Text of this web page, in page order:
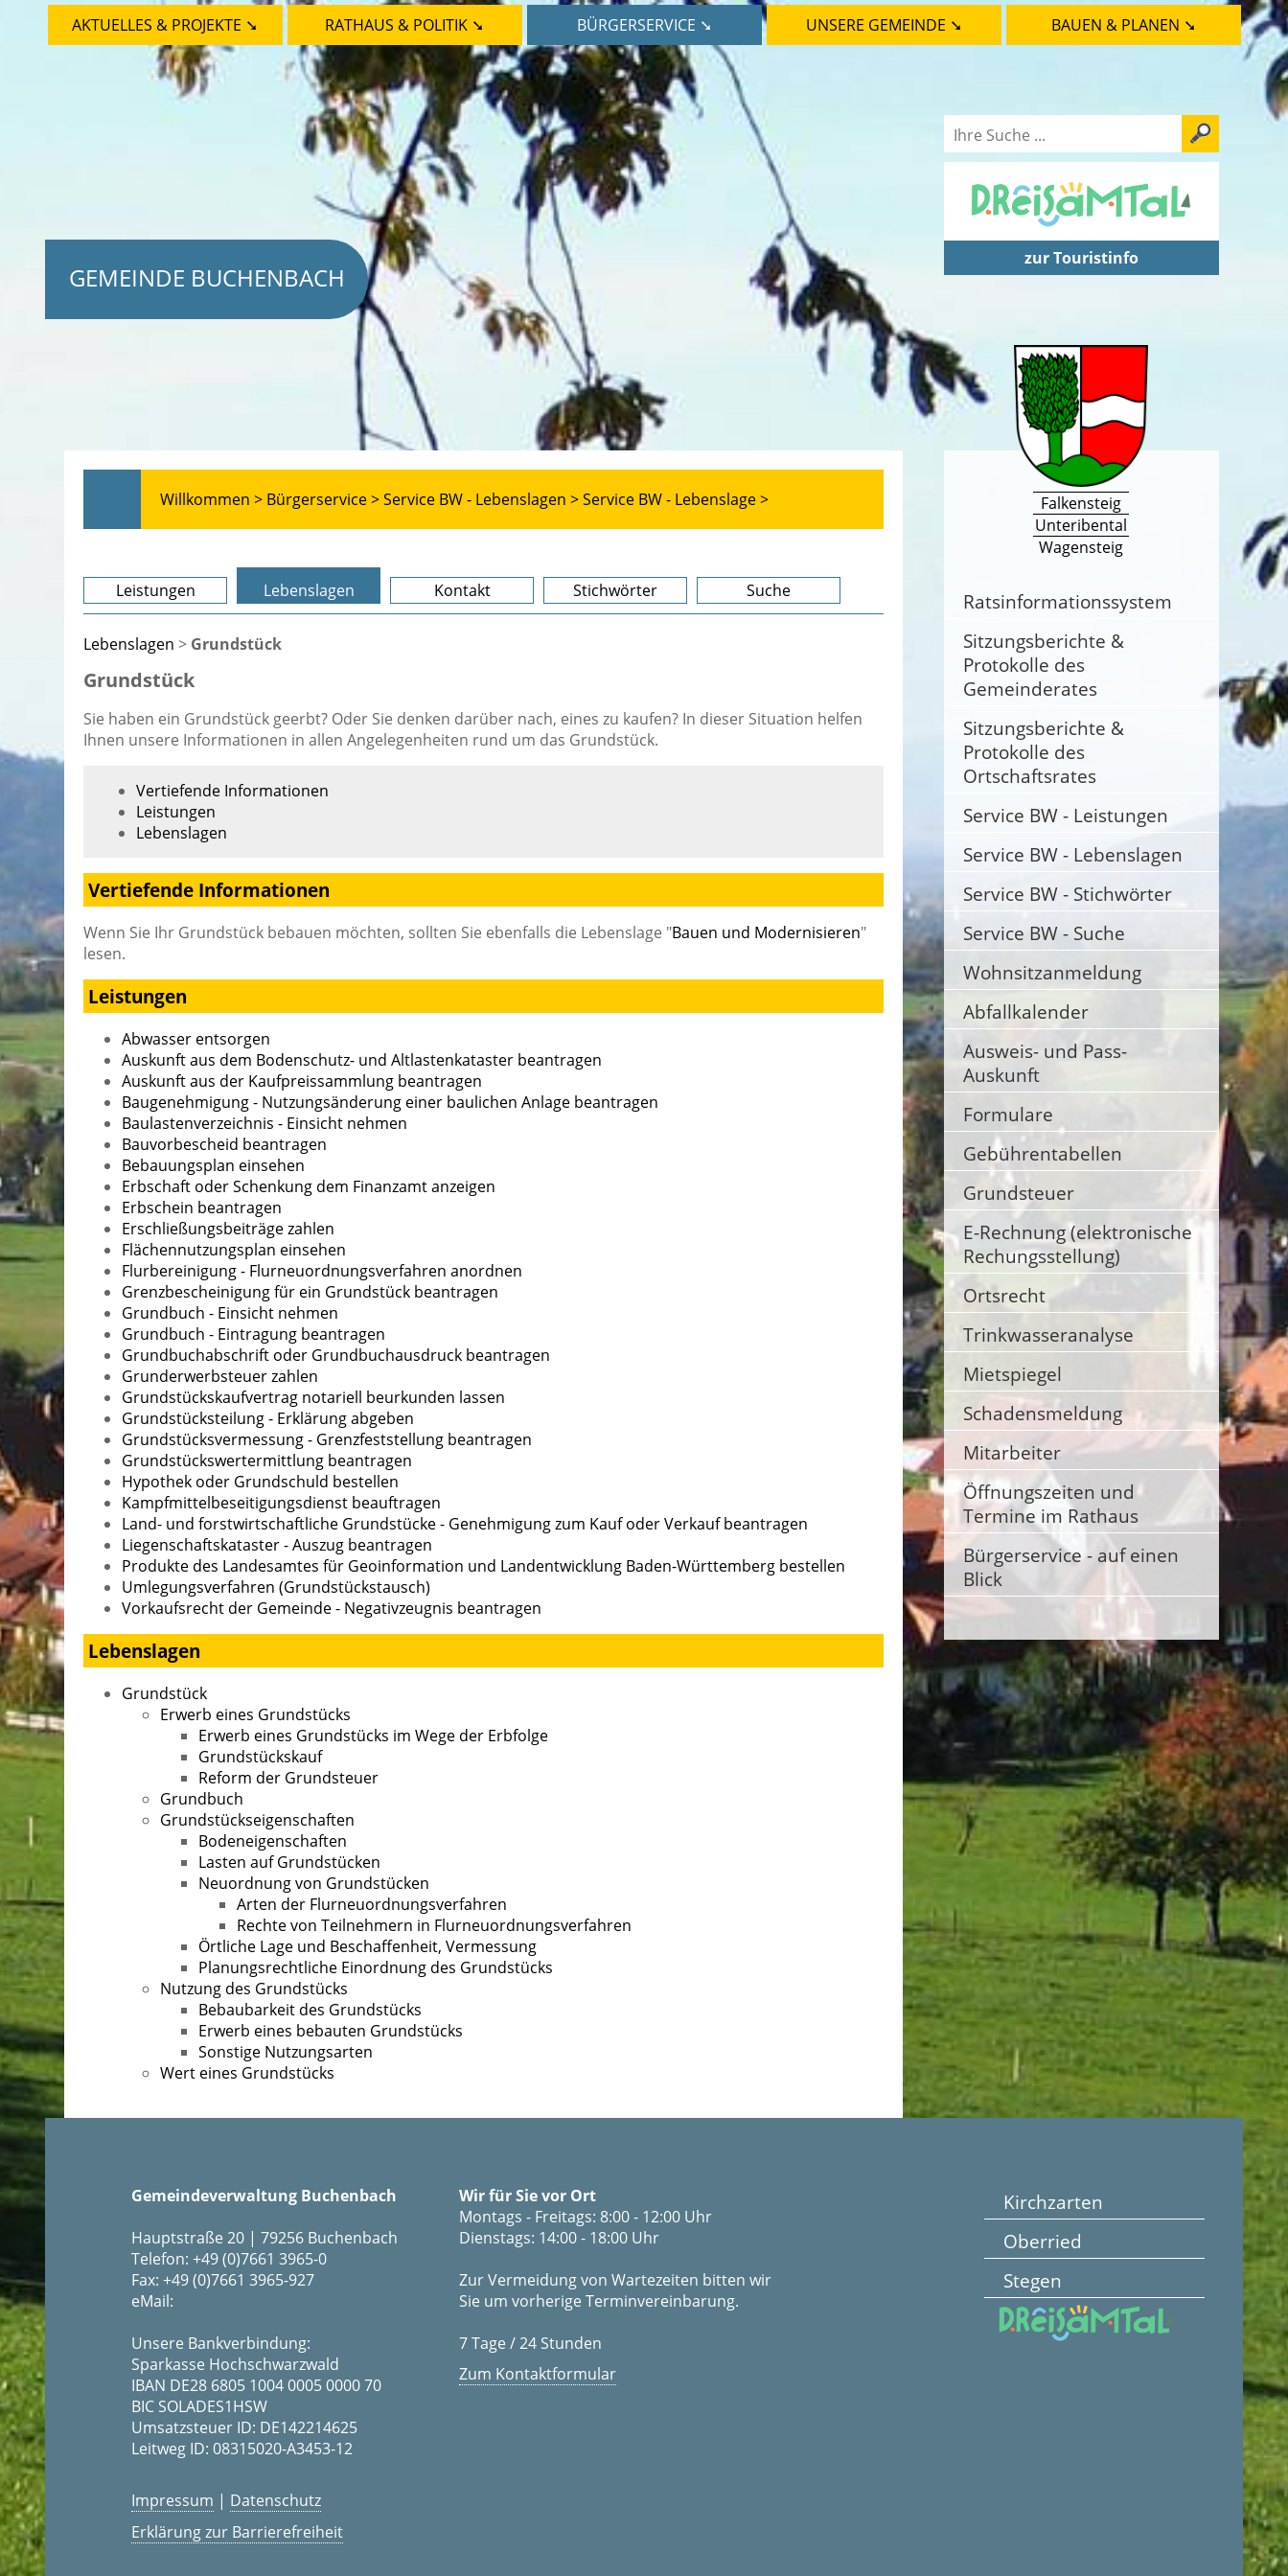
GEMEINDE BUCHENBACH
AKTUELLES & PROJEKTE ➘ RATHAUS & POLITIK ➘ BÜRGERSERVICE ➘ UNSERE GEMEINDE ➘ BAUEN & PLANEN ➘
zur Touristinfo
Willkommen > Bürgerservice >Service BW - Lebenslagen >Service BW - Lebenslage >
Leistungen Lebenslagen Kontakt Stichwörter Suche
Lebenslagen > Grundstück
Grundstück
Sie haben ein Grundstück geerbt? Oder Sie denken darüber nach, eines zu kaufen? In dieser Situation helfen
Ihnen unsere Informationen in allen Angelegenheiten rund um das Grundstück.
Vertiefende Informationen
Leistungen
Lebenslagen
Vertiefende Informationen
Wenn Sie Ihr Grundstück bebauen möchten, sollten Sie ebenfalls die Lebenslage "Bauen und Modernisieren"
lesen.
Leistungen
Abwasser entsorgen
Auskunft aus dem Bodenschutz- und Altlastenkataster beantragen
Auskunft aus der Kaufpreissammlung beantragen
Baugenehmigung - Nutzungsänderung einer baulichen Anlage beantragen
Baulastenverzeichnis - Einsicht nehmen
Bauvorbescheid beantragen
Bebauungsplan einsehen
Erbschaft oder Schenkung dem Finanzamt anzeigen
Erbschein beantragen
Erschließungsbeiträge zahlen
Flächennutzungsplan einsehen
Flurbereinigung - Flurneuordnungsverfahren anordnen
Grenzbescheinigung für ein Grundstück beantragen
Grundbuch - Einsicht nehmen
Grundbuch - Eintragung beantragen
Grundbuchabschrift oder Grundbuchausdruck beantragen
Grunderwerbsteuer zahlen
Grundstückskaufvertrag notariell beurkunden lassen
Grundstücksteilung - Erklärung abgeben
Grundstücksvermessung - Grenzfeststellung beantragen
Grundstückswertermittlung beantragen
Hypothek oder Grundschuld bestellen
Kampfmittelbeseitigungsdienst beauftragen
Land- und forstwirtschaftliche Grundstücke - Genehmigung zum Kauf oder Verkauf beantragen
Liegenschaftskataster - Auszug beantragen
Produkte des Landesamtes für Geoinformation und Landentwicklung Baden-Württemberg bestellen
Umlegungsverfahren (Grundstückstausch)
Vorkaufsrecht der Gemeinde - Negativzeugnis beantragen
Lebenslagen
Grundstück
Erwerb eines Grundstücks
Erwerb eines Grundstücks im Wege der Erbfolge
Grundstückskauf
Reform der Grundsteuer
Grundbuch
Grundstückseigenschaften
Bodeneigenschaften
Lasten auf Grundstücken
Neuordnung von Grundstücken
Arten der Flurneuordnungsverfahren
Rechte von Teilnehmern in Flurneuordnungsverfahren
Örtliche Lage und Beschaffenheit, Vermessung
Planungsrechtliche Einordnung des Grundstücks
Nutzung des Grundstücks
Bebaubarkeit des Grundstücks
Erwerb eines bebauten Grundstücks
Sonstige Nutzungsarten
Wert eines Grundstücks
Falkensteig
Unteribental
Wagensteig
Ratsinformationssystem
Sitzungsberichte &
Protokolle des
Gemeinderates
Sitzungsberichte &
Protokolle des
Ortschaftsrates
Service BW - Leistungen
Service BW - Lebenslagen
Service BW - Stichwörter
Service BW - Suche
Wohnsitzanmeldung
Abfallkalender
Ausweis- und Pass-
Auskunft
Formulare
Gebührentabellen
Grundsteuer
E-Rechnung (elektronische
Rechungsstellung)
Ortsrecht
Trinkwasseranalyse
Mietspiegel
Schadensmeldung
Mitarbeiter
Öffnungszeiten und
Termine im Rathaus
Bürgerservice - auf einen
Blick
Gemeindeverwaltung Buchenbach
Hauptstraße 20 | 79256 Buchenbach
Telefon: +49 (0)7661 3965-0
Fax: +49 (0)7661 3965-927
eMail:
Unsere Bankverbindung:
Sparkasse Hochschwarzwald
IBAN DE28 6805 1004 0005 0000 70
BIC SOLADES1HSW
Umsatzsteuer ID: DE142214625
Leitweg ID: 08315020-A3453-12
Impressum | Datenschutz
Erklärung zur Barrierefreiheit
Wir für Sie vor Ort
Montags - Freitags: 8:00 - 12:00 Uhr
Dienstags: 14:00 - 18:00 Uhr
Zur Vermeidung von Wartezeiten bitten wir
Sie um vorherige Terminvereinbarung.
7 Tage / 24 Stunden
Zum Kontaktformular
Kirchzarten
Oberried
Stegen